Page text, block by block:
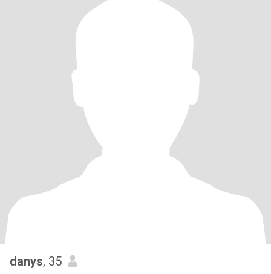
danys, 35